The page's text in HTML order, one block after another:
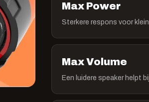
Max Power
Sterkere respons voor
Max Volume
Een luidere speaker helpt